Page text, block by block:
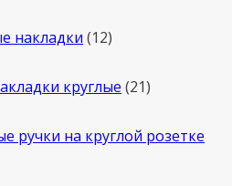
накладки 1212
круглые 2121
ручки на круглой розетке